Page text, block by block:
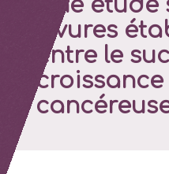
Une étude
levures
entre le